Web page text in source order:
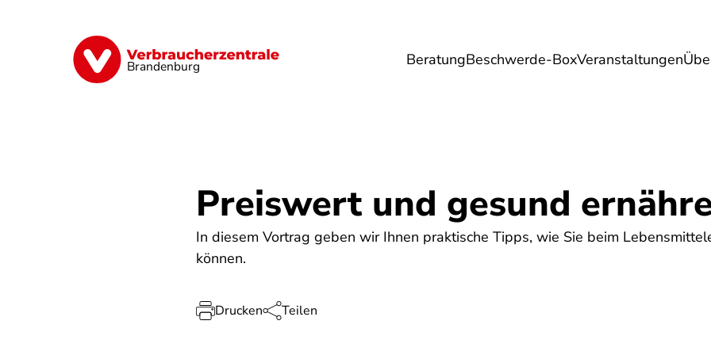
Brandenburg BeratungBeschwerde-BoxVeranstaltungen
Finanzen Digitales Lebensmittel Umwelt Gesundheit Energie
Preiswert und gesund
In diesem Vortrag geben wir Ihnen praktische Tipps, wie Sie beim
können.
Drucken Teilen